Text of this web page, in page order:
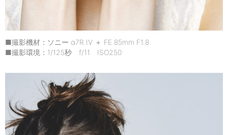
■撮影機材：ソニー α7R IV ＋ FE 85mm F1.8
■撮影環境：1/125秒 f/11 ISO250